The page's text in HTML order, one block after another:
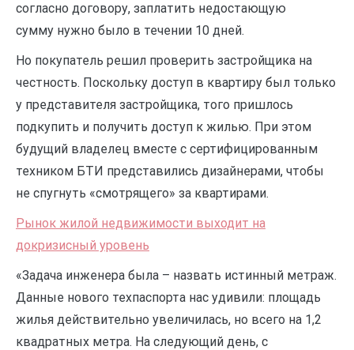
согласно договору, заплатить недостающую
сумму нужно было в течении 10 дней.
Но покупатель решил проверить застройщика на
честность. Поскольку доступ в квартиру был только
у представителя застройщика, того пришлось
подкупить и получить доступ к жилью. При этом
будущий владелец вместе с сертифицированным
техником БТИ представились дизайнерами, чтобы
не спугнуть «смотрящего» за квартирами.
Рынок жилой недвижимости выходит на
докризисный уровень
«Задача инженера была – назвать истинный метраж.
Данные нового техпаспорта нас удивили: площадь
жилья действительно увеличилась, но всего на 1,2
квадратных метра. На следующий день, с